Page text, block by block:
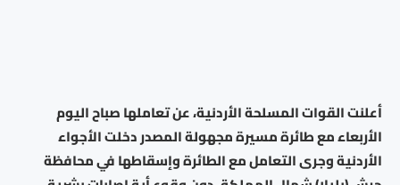
أعلنت القوات المسلحة الأردنية، عن تعاملها صباح اليوم
الأربعاء مع طائرة مسيرة مجهولة المصدر دخلت الأجواء
الأردنية وجرى التعامل مع الطائرة وإسقاطها في محافظة